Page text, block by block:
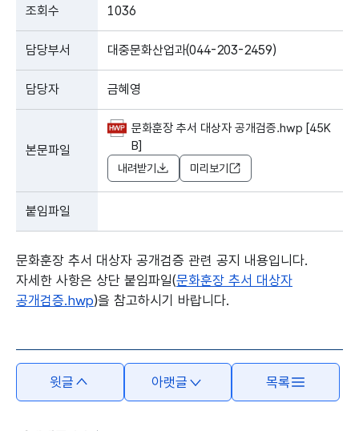
조회수 1036
담당부서 대중문화산업과(044-203-2459)
담당자 금혜영
본문파일
문화훈장 추서 대상자 공개검증.hwp [45K
B]
내려받기 미리보기
붙임파일
문화훈장 추서 대상자 공개검증 관련 공지 내용입니다.
자세한 사항은 상단 붙임파일(문화훈장 추서 대상자
공개검증.hwp)을 참고하시기 바랍니다.
윗글 아랫글 목록